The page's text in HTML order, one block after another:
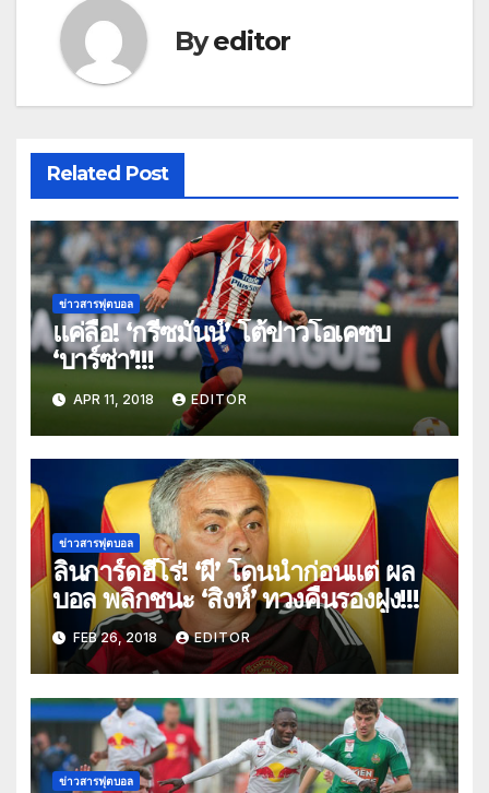
Byeditor
Related Post
ข่าวสารฟุตบอล
แค่ลือ! ‘กรีซมันน์’ โต้ข่าวโอเคซบ
‘บาร์ซ่า’!!!
APR 11, 2018 EDITOR
ข่าวสารฟุตบอล
ลินการ์ดฮีโร่! ‘ผี’ โดนนำก่อนแต่ ผล
บอล พลิกชนะ ‘สิงห์’ ทวงคืนรองฝูง!!!
FEB 26, 2018 EDITOR
ข่าวสารฟุตบอล